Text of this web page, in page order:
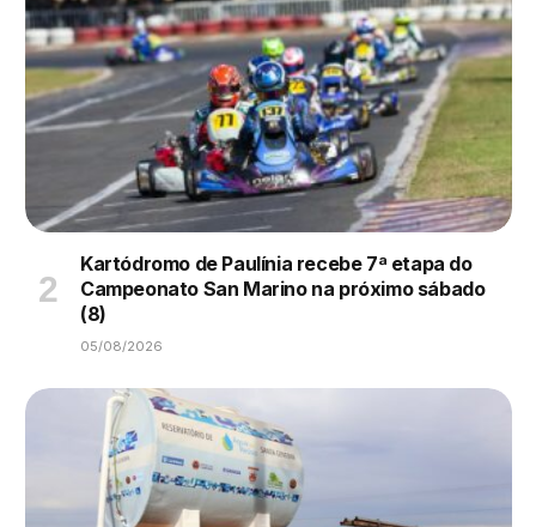
Kartódromo de Paulínia recebe 7ª etapa do
Campeonato San Marino na próximo sábado
(8)
05/08/2026